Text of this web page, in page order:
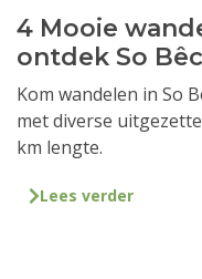
4 Mooie
ontdek So
Kom wandelen in So
met diverse
km lengte.
Lees verder